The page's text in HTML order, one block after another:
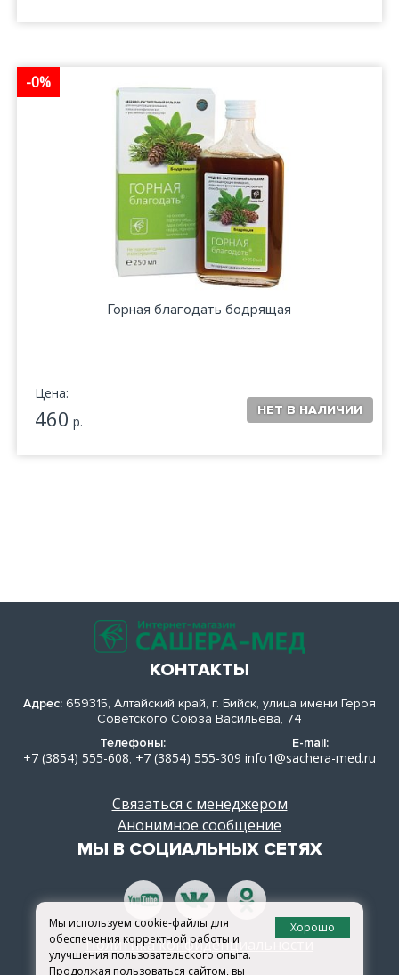
-0%
Горная благодать бодрящая
Цена:
460 р.
КОНТАКТЫ
Адрес: 659315, Алтайский край, г. Бийск, улица имени Героя
Советского Союза Васильева, 74
Телефоны:
+7 (3854) 555-608, +7 (3854) 555-309
E-mail:
info1@sachera-med.ru
Связаться с менеджером
Анонимное сообщение
МЫ В СОЦИАЛЬНЫХ СЕТЯХ
Политика конфиденциальности
Мы используем cookie-файлы для
обеспечения корректной работы и
улучшения пользовательского опыта.
Продолжая пользоваться сайтом, вы
Хорошо